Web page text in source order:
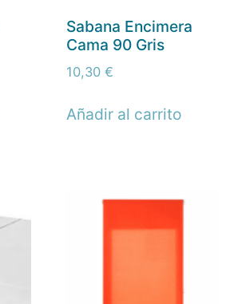
Sabana Encimera
Cama 90 Gris
10,30 €
Añadir al carrito